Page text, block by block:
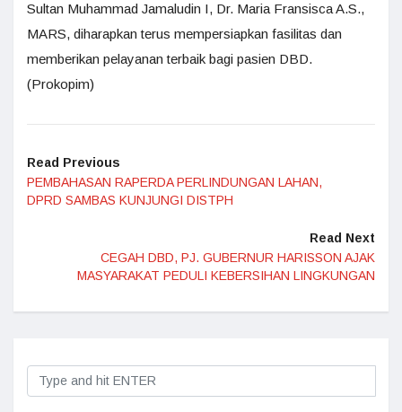
Sultan Muhammad Jamaludin I, Dr. Maria Fransisca A.S.,
MARS, diharapkan terus mempersiapkan fasilitas dan
memberikan pelayanan terbaik bagi pasien DBD.
(Prokopim)
Read Previous
PEMBAHASAN RAPERDA PERLINDUNGAN LAHAN,
DPRD SAMBAS KUNJUNGI DISTPH
Read Next
CEGAH DBD, PJ. GUBERNUR HARISSON AJAK
MASYARAKAT PEDULI KEBERSIHAN LINGKUNGAN